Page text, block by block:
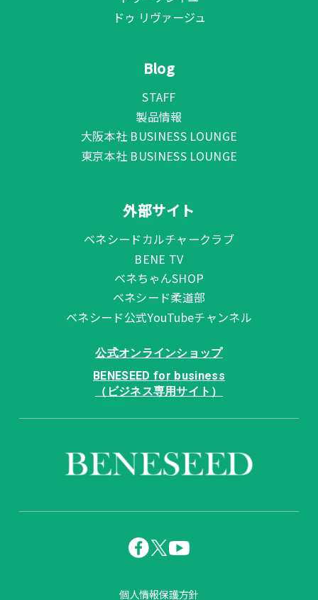
ドゥ リヴァージュ
Blog
STAFF
製品情報
大阪本社 BUSINESS LOUNGE
東京本社 BUSINESS LOUNGE
外部サイト
ベネシードカルチャークラブ
BENE TV
ベネちゃんSHOP
ベネシード柔道部
ベネシード公式YouTubeチャンネル
公式オンラインショップ
BENESEED for business
（ビジネス専用サイト）
個人情報保護方針